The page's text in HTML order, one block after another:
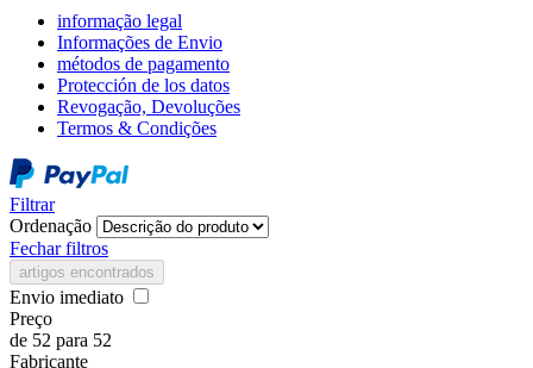
informação legal
Informações de Envio
métodos de pagamento
Protección de los datos
Revogação, Devoluções
Termos & Condições
Filtrar
Ordenação
Fechar filtros
artigos encontrados
Envio imediato
Preço
de 52 para 52
Fabricante